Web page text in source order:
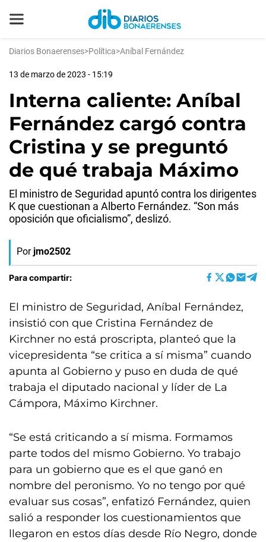
Diarios Bonaerenses>Política>Aníbal Fernández
13 de marzo de 2023 - 15:19
Interna caliente: Aníbal
Fernández cargó contra
Cristina y se preguntó
de qué trabaja Máximo
El ministro de Seguridad apuntó contra los dirigentes
K que cuestionan a Alberto Fernández. “Son más
oposición que oficialismo”, deslizó.
Por jmo2502
Para compartir:
El ministro de Seguridad, Aníbal Fernández,
insistió con que Cristina Fernández de
Kirchner no está proscripta, planteó que la
vicepresidenta “se critica a sí misma” cuando
apunta al Gobierno y puso en duda de qué
trabaja el diputado nacional y líder de La
Cámpora, Máximo Kirchner.
“Se está criticando a sí misma. Formamos
parte todos del mismo Gobierno. Yo trabajo
para un gobierno que es el que ganó en
nombre del peronismo. Yo no tengo por qué
evaluar sus cosas”, enfatizó Fernández, quien
salió a responder los cuestionamientos que
llegaron en estos días desde Río Negro, donde